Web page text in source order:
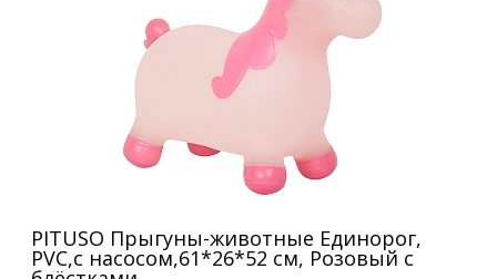
PITUSO Прыгуны-животные Единорог,
PVC,с насосом,61*26*52 см, Розовый с